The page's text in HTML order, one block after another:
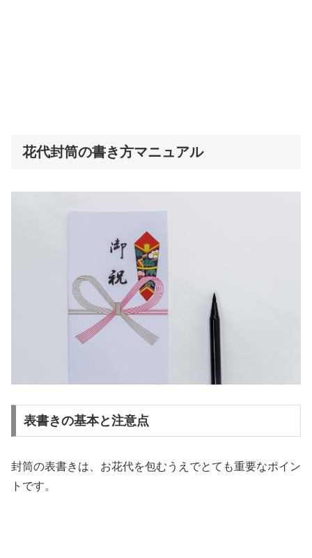
花代封筒の書き方マニュアル
表書きの基本と注意点
封筒の表書きは、お花代を包むうえでとても重要なポイン
トです。